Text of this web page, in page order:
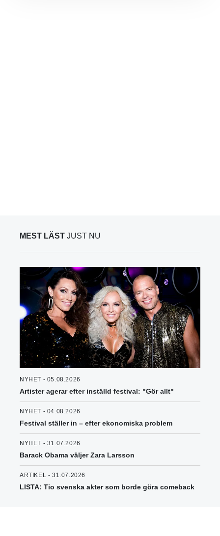
MEST LÄST JUST NU
NYHET - 05.08.2026
Artister agerar efter inställd festival: "Gör allt"
NYHET - 04.08.2026
Festival ställer in – efter ekonomiska problem
NYHET - 31.07.2026
Barack Obama väljer Zara Larsson
ARTIKEL - 31.07.2026
LISTA: Tio svenska akter som borde göra comeback